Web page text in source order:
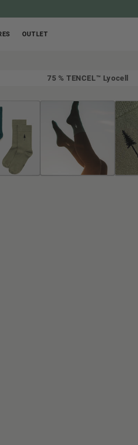
OUTLET
ALLER À L'INFORMATION SUR
75 % TENCEL™ Lyocell